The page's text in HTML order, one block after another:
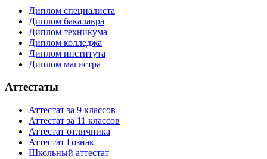
Диплом специалиста
Диплом бакалавра
Диплом техникума
Диплом колледжа
Диплом института
Диплом магистра
Аттестаты
Аттестат за 9 классов
Аттестат за 11 классов
Аттестат отличника
Аттестат Гознак
Школьный аттестат